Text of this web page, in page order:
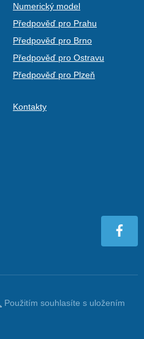
Numerický model
Předpověď pro Prahu
Předpověď pro Brno
Předpověď pro Ostravu
Předpověď pro Plzeň
Kontakty
Použitím souhlasíte s uložením